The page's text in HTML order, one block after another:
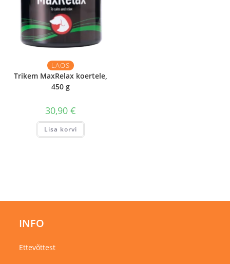
LAOS
Trikem MaxRelax koertele,
450 g
30,90€
Lisa korvi
INFO
Ettevõttest